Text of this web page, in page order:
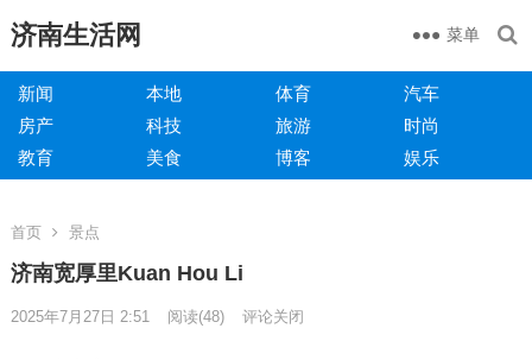
济南生活网 菜单
新闻 本地 体育
汽车
房产
科技 旅游
时尚
教育
美食 博客 娱乐
首页 景点
济南宽厚里Kuan Hou Li
2025年7月27日 2:51 阅读(48) 评论关闭